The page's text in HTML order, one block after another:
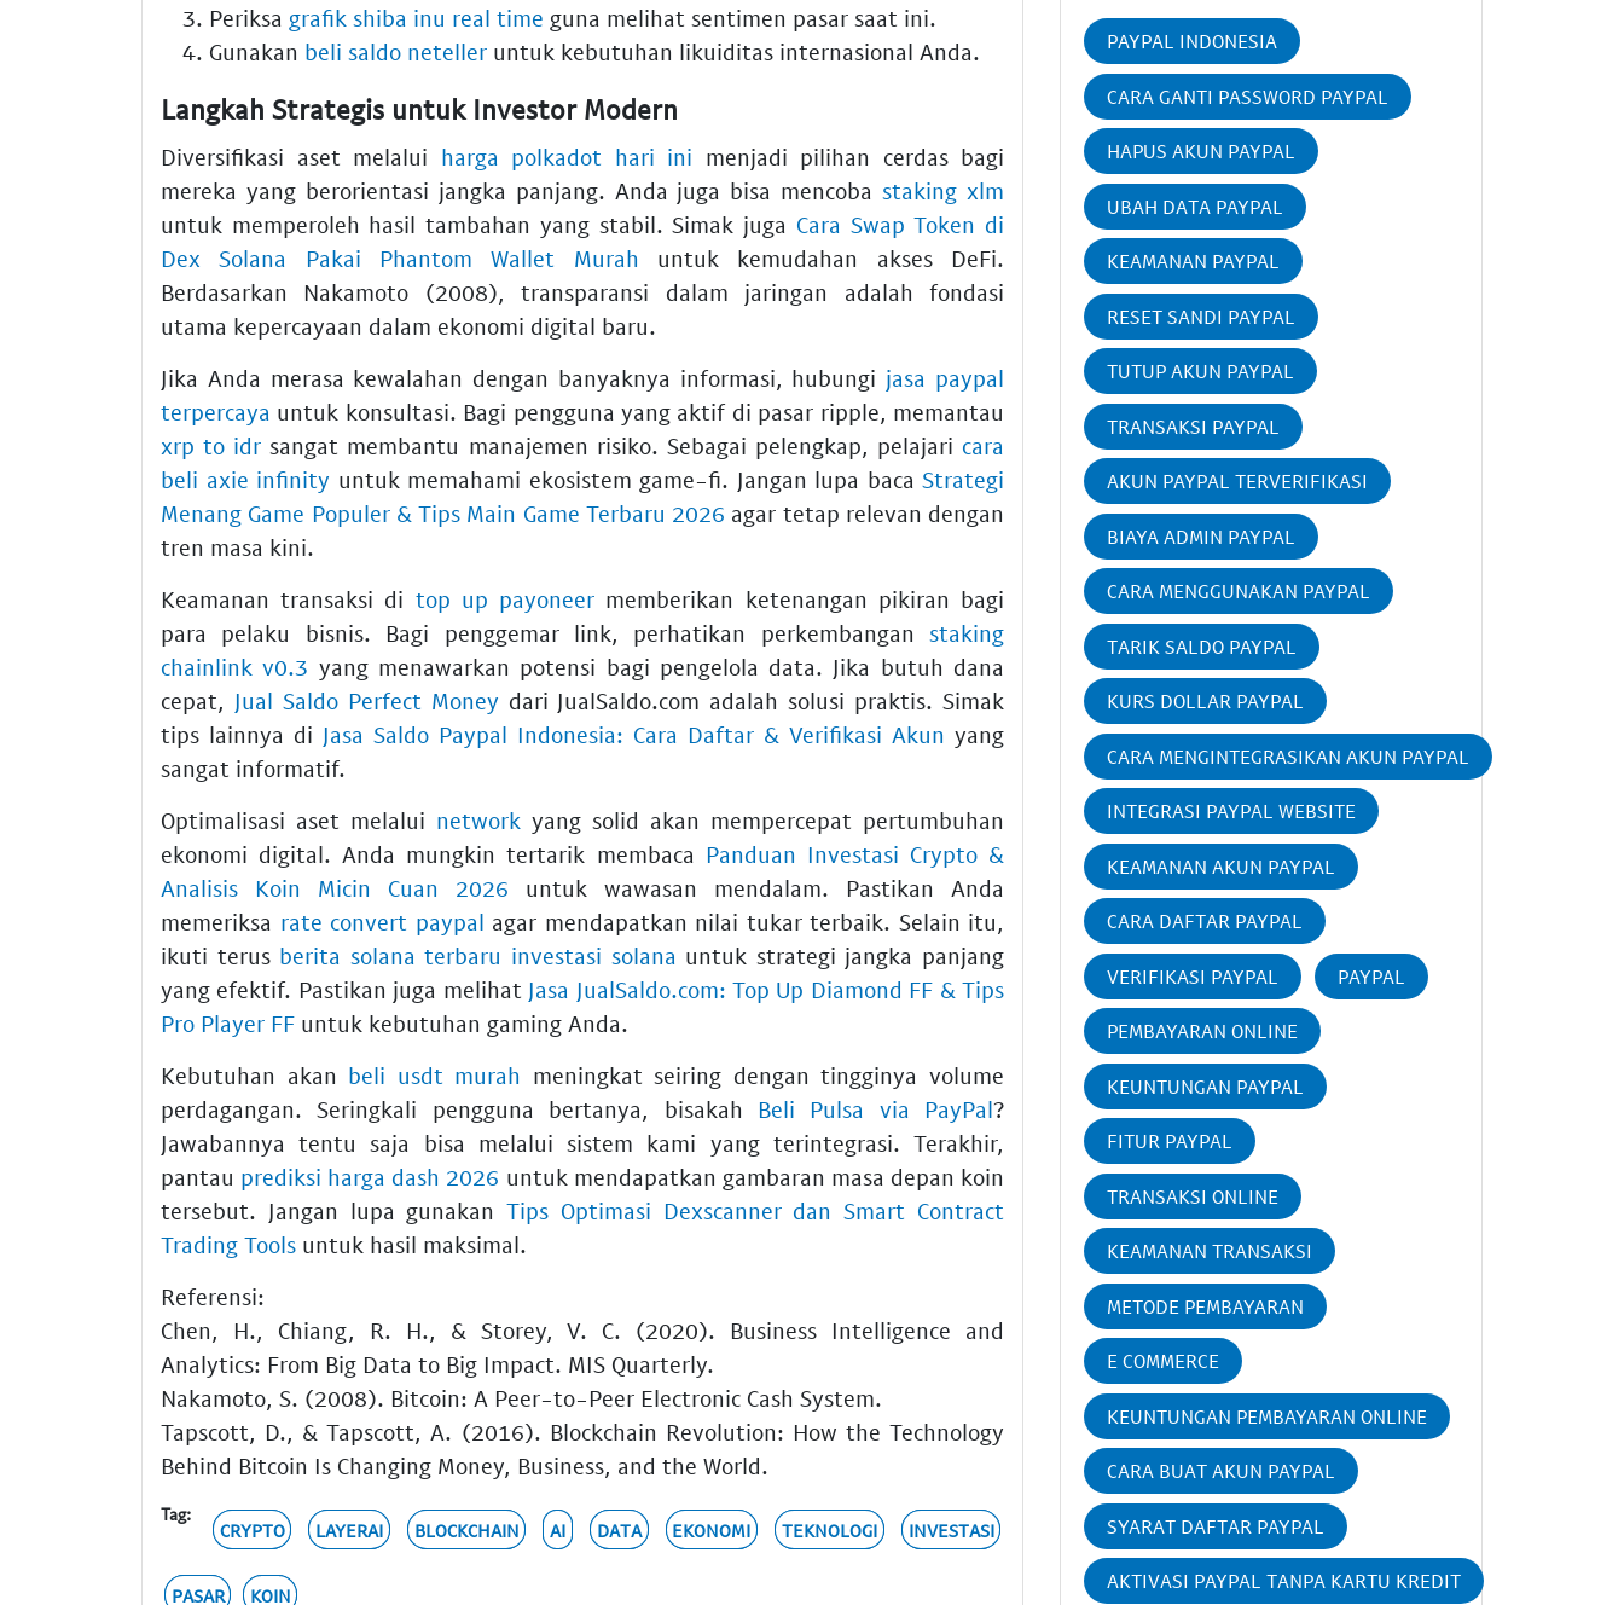
Periksa grafik shiba inu real time guna melihat sentimen pasar saat ini.
Gunakan beli saldo neteller untuk kebutuhan likuiditas internasional Anda.
Langkah Strategis untuk Investor Modern
Diversifikasi aset melalui harga polkadot hari ini menjadi pilihan cerdas bagi
mereka yang berorientasi jangka panjang. Anda juga bisa mencobastaking xlm
untuk memperoleh hasil tambahan yang stabil. Simak juga Cara Swap Token di
Dex Solana Pakai Phantom Wallet Murah untuk kemudahan akses DeFi.
Berdasarkan Nakamoto (2008), transparansi dalam jaringan adalah fondasi
utama kepercayaan dalam ekonomi digital baru.
Jika Anda merasa kewalahan dengan banyaknya informasi, hubungi jasa paypal
terpercaya untuk konsultasi. Bagi pengguna yang aktif di pasar ripple, memantau
xrp to idr sangat membantu manajemen risiko. Sebagai pelengkap, pelajari cara
beli axie infinity untuk memahami ekosistem game-fi. Jangan lupa baca Strategi
Menang Game Populer & Tips Main Game Terbaru 2026 agar tetap relevan dengan
tren masa kini.
Keamanan transaksi di top up payoneer memberikan ketenangan pikiran bagi
para pelaku bisnis. Bagi penggemar link, perhatikan perkembangan staking
chainlink v0.3 yang menawarkan potensi bagi pengelola data. Jika butuh dana
cepat, Jual Saldo Perfect Money dari JualSaldo.com adalah solusi praktis. Simak
tips lainnya di Jasa Saldo Paypal Indonesia: Cara Daftar & Verifikasi Akun yang
sangat informatif.
Optimalisasi aset melalui network yang solid akan mempercepat pertumbuhan
ekonomi digital. Anda mungkin tertarik membaca Panduan Investasi Crypto &
Analisis Koin Micin Cuan 2026 untuk wawasan mendalam. Pastikan Anda
memeriksa rate convert paypal agar mendapatkan nilai tukar terbaik. Selain itu,
ikuti terus berita solana terbaru investasi solana untuk strategi jangka panjang
yang efektif. Pastikan juga melihat Jasa JualSaldo.com: Top Up Diamond FF & Tips
Pro Player FF untuk kebutuhan gaming Anda.
Kebutuhan akan beli usdt murah meningkat seiring dengan tingginya volume
perdagangan. Seringkali pengguna bertanya, bisakah Beli Pulsa via PayPal?
Jawabannya tentu saja bisa melalui sistem kami yang terintegrasi. Terakhir,
pantau prediksi harga dash 2026 untuk mendapatkan gambaran masa depan koin
tersebut. Jangan lupa gunakanTips Optimasi Dexscanner dan Smart Contract
Trading Tools untuk hasil maksimal.
Referensi:
Chen, H., Chiang, R. H., & Storey, V. C. (2020). Business Intelligence and
Analytics: From Big Data to Big Impact. MIS Quarterly.
Nakamoto, S. (2008). Bitcoin: A Peer-to-Peer Electronic Cash System.
Tapscott, D., & Tapscott, A. (2016). Blockchain Revolution: How the Technology
Behind Bitcoin Is Changing Money, Business, and the World.
Tag:
CRYPTO LAYERAI BLOCKCHAIN AI DATA EKONOMI TEKNOLOGI INVESTASI
PASAR KOIN
PAYPAL INDONESIA
CARA GANTI PASSWORD PAYPAL
HAPUS AKUN PAYPAL
UBAH DATA PAYPAL
KEAMANAN PAYPAL
RESET SANDI PAYPAL
TUTUP AKUN PAYPAL
TRANSAKSI PAYPAL
AKUN PAYPAL TERVERIFIKASI
BIAYA ADMIN PAYPAL
CARA MENGGUNAKAN PAYPAL
TARIK SALDO PAYPAL
KURS DOLLAR PAYPAL
CARA MENGINTEGRASIKAN AKUN PAYPAL
INTEGRASI PAYPAL WEBSITE
KEAMANAN AKUN PAYPAL
CARA DAFTAR PAYPAL
VERIFIKASI PAYPAL PAYPAL
PEMBAYARAN ONLINE
KEUNTUNGAN PAYPAL
FITUR PAYPAL
TRANSAKSI ONLINE
KEAMANAN TRANSAKSI
METODE PEMBAYARAN
E COMMERCE
KEUNTUNGAN PEMBAYARAN ONLINE
CARA BUAT AKUN PAYPAL
SYARAT DAFTAR PAYPAL
AKTIVASI PAYPAL TANPA KARTU KREDIT